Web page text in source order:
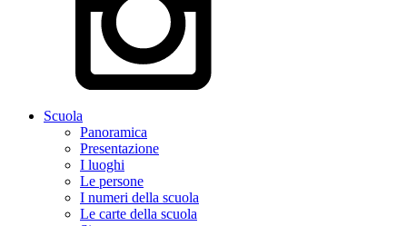
Scuola
Panoramica
Presentazione
I luoghi
Le persone
I numeri della scuola
Le carte della scuola